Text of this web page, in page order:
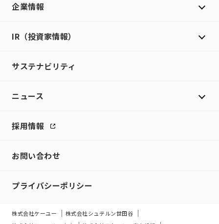
企業情報
IR（投資家情報）
サステナビリティ
ニュース
採用情報
お問い合わせ
プライバシーポリシー
株式会社ケーユー
株式会社シュテルン世田谷